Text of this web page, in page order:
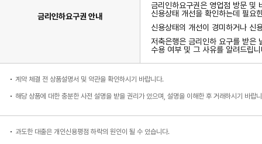
금리인하요구권 안내
금리인하요구권은 영업점 방문 및
신용상태 개선을 확인하는데 필요
신용상태의 개선이 경미하거나 신
저축은행은 금리인하 요구를 받은
수용 여부 및 그 사유를 알려드립
계약 체결 전 상품설명서 및 약관을 확인하시기 바랍니다.
해당 상품에 대한 충분한 사전 설명을 받을 권리가 있으며, 설명을 이해한 후 거래하시기 바랍
과도한 대출은 개인신용평점 하락의 원인이 될 수 있습니다.